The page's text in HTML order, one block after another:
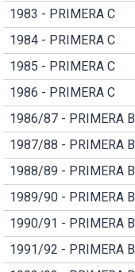
1983 - PRIMERA C
1984 - PRIMERA C
1985 - PRIMERA C
1986 - PRIMERA C
1986/87 - PRIMERA B
1987/88 - PRIMERA B
1988/89 - PRIMERA B
1989/90 - PRIMERA B
1990/91 - PRIMERA B
1991/92 - PRIMERA B